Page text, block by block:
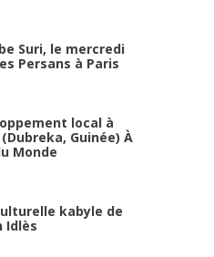
Suri, le mercredi
Persans à Paris
local à
Guinée) À
Monde
kabyle de
Idlès